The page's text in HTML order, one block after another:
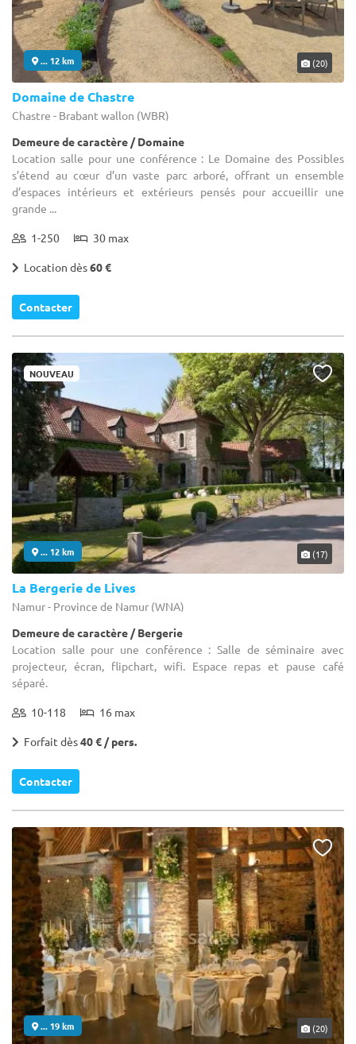
... 12 km (20)
Domaine de Chastre
Chastre - Brabant wallon (WBR)
Demeure de caractère / Domaine
Location salle pour une conférence : Le Domaine des Possibles
s’étend au cœur d’un vaste parc arboré, offrant un ensemble
d’espaces intérieurs et extérieurs pensés pour accueillir une
grande ...
1-250 30 max
Location dès60 €
Contacter
NOUVEAU
... 12 km (17)
La Bergerie de Lives
Namur - Province de Namur (WNA)
Demeure de caractère / Bergerie
Location salle pour une conférence : Salle de séminaire avec
projecteur, écran, flipchart, wifi. Espace repas et pause café
séparé.
10-118 16 max
Forfait dès40 € / pers.
Contacter
... 19 km (20)